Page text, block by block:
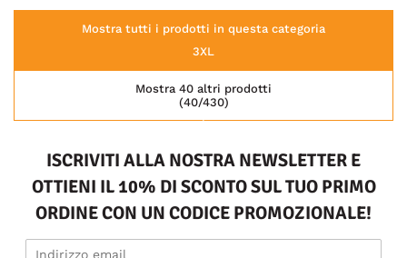
Mostra tutti i prodotti in questa categoria
3XL
(40/430)
Mostra 40 altri prodotti
ISCRIVITI ALLA NOSTRA NEWSLETTER E
OTTIENI IL 10% DI SCONTO SUL TUO PRIMO
ORDINE CON UN CODICE PROMOZIONALE!